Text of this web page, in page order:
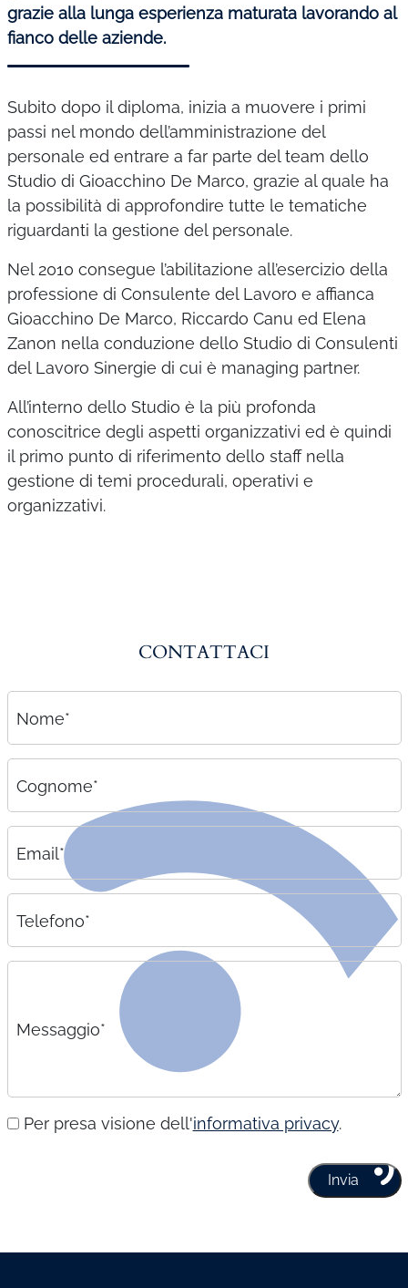
grazie alla lunga esperienza maturata lavorando al
fianco delle aziende.
Subito dopo il diploma, inizia a muovere i primi
passi nel mondo dell’amministrazione del
personale ed entrare a far parte del team dello
Studio di Gioacchino De Marco, grazie al quale ha
la possibilità di approfondire tutte le tematiche
riguardanti la gestione del personale.
Nel 2010 consegue l’abilitazione all’esercizio della
professione di Consulente del Lavoro e affianca
Gioacchino De Marco, Riccardo Canu ed Elena
Zanon nella conduzione dello Studio di Consulenti
del Lavoro Sinergie di cui è managing partner.
All’interno dello Studio è la più profonda
conoscitrice degli aspetti organizzativi ed è quindi
il primo punto di riferimento dello staff nella
gestione di temi procedurali, operativi e
organizzativi.
CONTATTACI
Nome*
Cognome*
Email*
Telefono*
Messaggio*
Per presa visione dell'informativa privacy.